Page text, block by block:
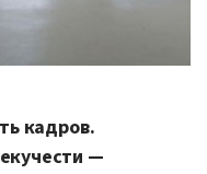
кадров.
—